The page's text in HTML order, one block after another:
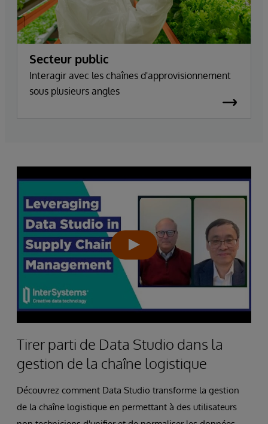
Secteur public
Interagir avec les chaînes d'approvisionnement
sous plusieurs angles
Tirer parti de Data Studio dans la
gestion de la chaîne logistique
Découvrez comment Data Studio transforme la gestion
de la chaîne logistique en permettant à des utilisateurs